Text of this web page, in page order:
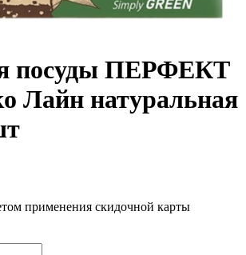
посуды ПЕРФЕКТ
Лайн натуральная
применения скидочной карты